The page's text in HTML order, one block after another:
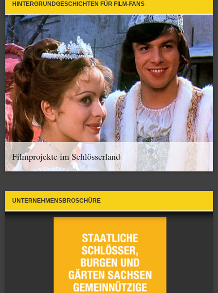
HINTERGRUNDGESCHICHTEN FÜR FILM-FANS
Filmprojekte im Schlösserland
UNTERNEHMENSBROSCHÜRE